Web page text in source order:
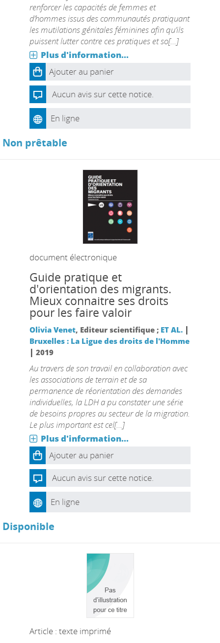
renforcer les capacités de femmes et
d’hommes issus des communautés pratiquant
les mutilations génitales féminines afin qu’ils
puissent lutter contre ces pratiques et so[...]
Plus d'information...
Ajouter au panier
Aucun avis sur cette notice.
En ligne
Non prêtable
document électronique
Guide pratique et
d'orientation des migrants.
Mieux connaitre ses droits
pour les faire valoir
Olivia Venet, Editeur scientifique ; ET AL. |
Bruxelles : La Ligue des droits de l'Homme
| 2019
Au travers de son travail en collaboration avec
les associations de terrain et de sa
permanence de réorientation des demandes
individuelles, la LDH a pu constater une série
de besoins propres au secteur de la migration.
Le plus important est cel[...]
Plus d'information...
Ajouter au panier
Aucun avis sur cette notice.
En ligne
Disponible
Article : texte imprimé